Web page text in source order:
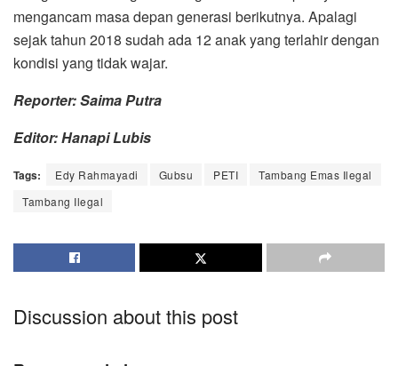
mengancam masa depan generasi berikutnya. Apalagi
sejak tahun 2018 sudah ada 12 anak yang terlahir dengan
kondisi yang tidak wajar.
Reporter: Saima Putra
Editor: Hanapi Lubis
Tags: Edy Rahmayadi Gubsu PETI
Tambang Emas Ilegal
Tambang Ilegal
Discussion about this post